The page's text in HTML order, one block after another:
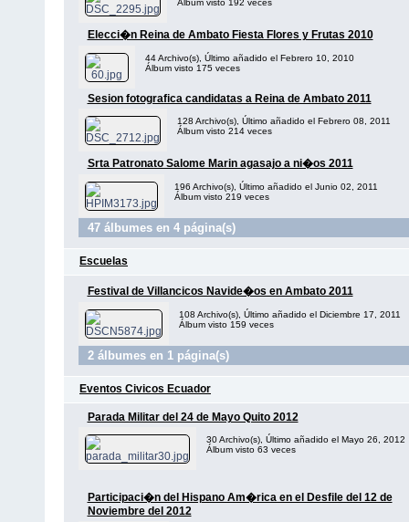
Álbum visto 192 veces
Elecci�n Reina de Ambato Fiesta Flores y Frutas 2010
44 Archivo(s), Último añadido el Febrero 10, 2010
Álbum visto 175 veces
Sesion fotografica candidatas a Reina de Ambato 2011
128 Archivo(s), Último añadido el Febrero 08, 2011
Álbum visto 214 veces
Srta Patronato Salome Marin agasajo a ni�os 2011
196 Archivo(s), Último añadido el Junio 02, 2011
Álbum visto 219 veces
47 álbumes en 4 página(s)
Escuelas
Festival de Villancicos Navide�os en Ambato 2011
108 Archivo(s), Último añadido el Diciembre 17, 2011
Álbum visto 159 veces
2 álbumes en 1 página(s)
Eventos Civicos Ecuador
Parada Militar del 24 de Mayo Quito 2012
30 Archivo(s), Último añadido el Mayo 26, 2012
Álbum visto 63 veces
Participaci�n del Hispano Am�rica en el Desfile del 12 de
Noviembre del 2012